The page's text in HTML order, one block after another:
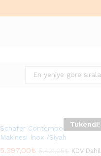
En yeniye göre sırala
Tükendi!
Schafer Contempo Tost
Makinesi Inox /Siyah
5.397,00₺ KDV Dahil
5.397,00₺